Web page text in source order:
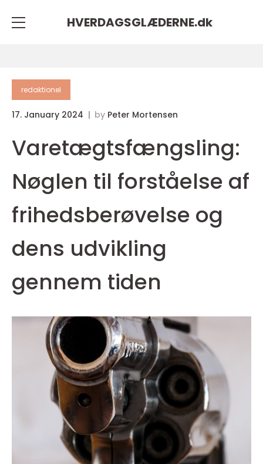
HVERDAGSGLÆDERNE.dk
redaktionel
17. January 2024 by Peter Mortensen
Varetægtsfængsling:
Nøglen til forståelse af
frihedsberøvelse og
dens udvikling
gennem tiden